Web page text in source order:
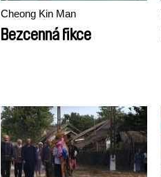
Cheong Kin Man
Bezcenná fikce